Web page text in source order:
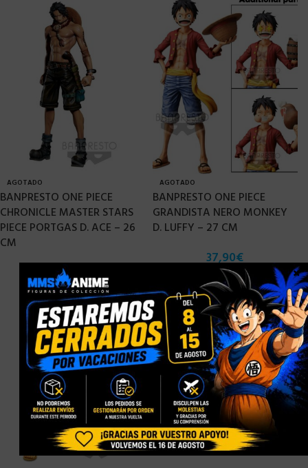
AGOTADO
BANPRESTO ONE PIECE
CHRONICLE MASTER STARS
PIECE PORTGAS D. ACE – 26
CM
38,90€
AGOTADO
BANPRESTO ONE PIECE
GRANDISTA NERO MONKEY
D. LUFFY – 27 CM
37,90€
×